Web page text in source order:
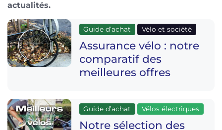
actualités.
Guide d’achat Vélo et société
Assurance vélo : notre
comparatif des
meilleures offres
Guide d’achat Vélos électriques
Notre sélection des